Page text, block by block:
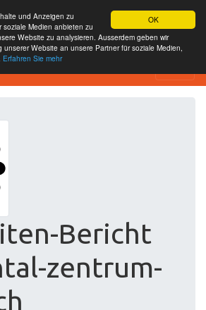
OK
und Anzeigen zu
Medien anbieten zu
Website zu analysieren. Ausserdem geben wir
unserer Website an unsere Partner für soziale Medien,
Erfahren Sie mehr
Bericht
zentrum-